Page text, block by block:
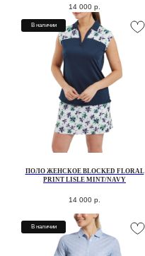
14 000 р.
В наличии
ПОЛО ЖЕНСКОЕ BLOCKED FLORAL
PRINT LISLE MINT/NAVY
14 000 р.
В наличии